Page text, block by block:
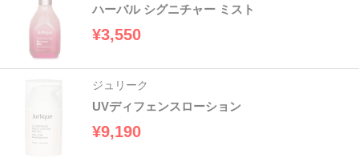
ハーバル シグニチャー ミスト
¥3,550
ジュリーク
UVディフェンスローション
¥9,190